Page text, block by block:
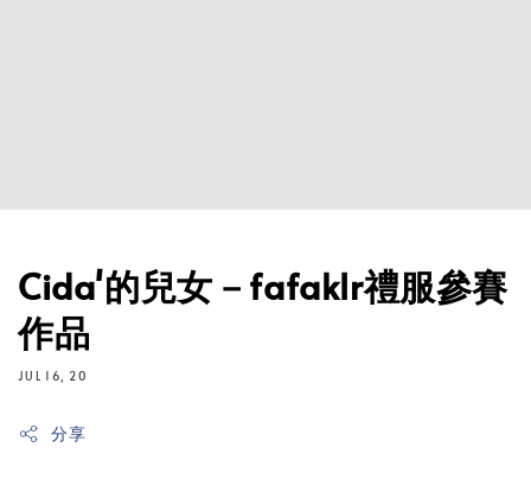
Cida'的兒女－fafaklr禮服參賽
作品
JUL 16, 20
分享